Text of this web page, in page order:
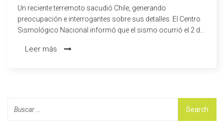
Un reciente terremoto sacudió Chile, generando
preocupación e interrogantes sobre sus detalles. El Centro
Sismológico Nacional informó que el sismo ocurrió el 2 de
escala de Richter. El epicentro se localizó en una región
lugar e intensidad del temblor.
Leer más